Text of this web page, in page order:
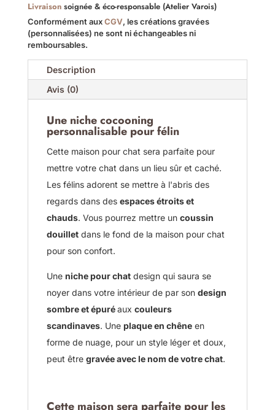
Livraisonsoignée & éco-responsable (Atelier Varois)
Conformément auxCGV, les créations gravées
(personnalisées) ne sont ni échangeables ni
remboursables.
Description
Avis (0)
Une niche cocooning
personnalisable pour félin
Cette maison pour chat sera parfaite pour
mettre votre chat dans un lieu sûr et caché.
Les félins adorent se mettre à l'abris des
regards dans des espaces étroits et
chauds. Vous pourrez mettre un coussin
douilletdans le fond de la maison pour chat
pour son confort.
Une niche pour chatdesign qui saura se
noyer dans votre intérieur de par son design
sombre et épuréaux couleurs
scandinaves. Une plaque en chêneen
forme de nuage, pour un style léger et doux,
peut être gravée avec le nom de votre chat.
Cette maison sera parfaite pour les